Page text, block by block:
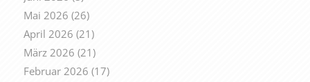
Mai 2026 (26)
April 2026 (21)
März 2026 (21)
Februar 2026 (17)